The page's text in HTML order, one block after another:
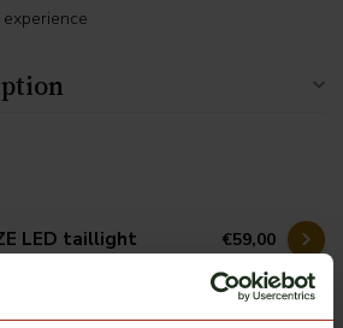
LED taillight €59,00